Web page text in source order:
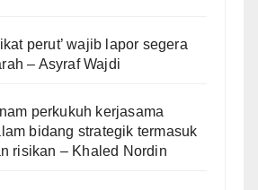
perut’ wajib lapor segera
– Asyraf Wajdi
perkukuh kerjasama
bidang strategik termasuk
risikan – Khaled Nordin